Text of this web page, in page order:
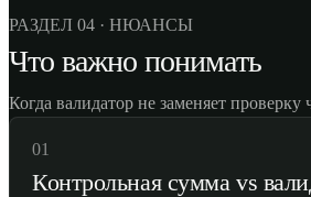
РАЗДЕЛ 04 · НЮАНСЫ
Что важно понимать
Когда валидатор не заменяет проверку
01
Контрольная сумма vs